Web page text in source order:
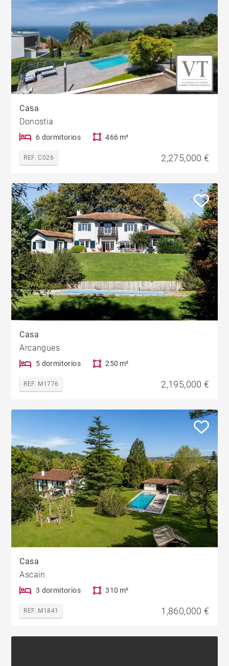
Casa
Donostia
6 dormitorios 466 m²
REF. C026 2,275,000 €
Casa
Arcangues
5 dormitorios 250 m²
REF. M1776 2,195,000 €
Casa
Ascain
3 dormitorios 310 m²
REF. M1841 1,860,000 €